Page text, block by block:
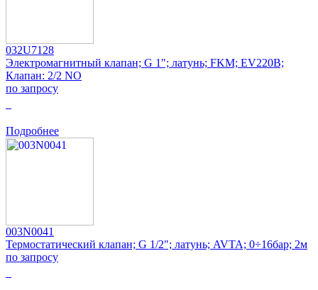
032U7128
Электромагнитный клапан; G 1"; латунь; FKM; EV220B;
Клапан: 2/2 NO
по запросу
Подробнее
003N0041
Термостатический клапан; G 1/2"; латунь; AVTA; 0÷16бар; 2м
по запросу